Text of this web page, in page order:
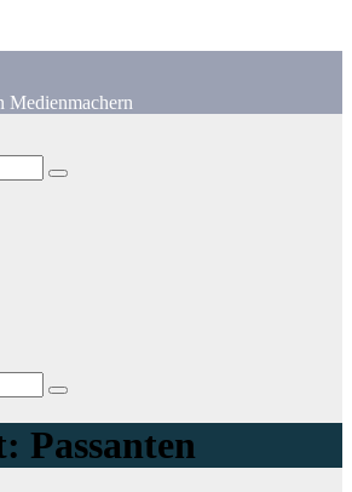
Medienmachern
Passanten